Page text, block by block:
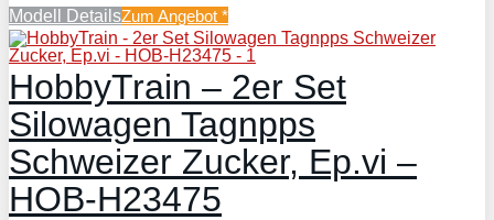
Modell DetailsZum Angebot *
HobbyTrain – 2er Set
Silowagen Tagnpps
Schweizer Zucker, Ep.vi –
HOB-H23475